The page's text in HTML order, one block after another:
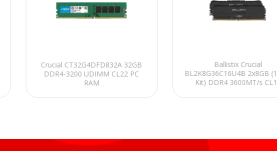
Crucial CT32G4DFD832A 32GB
DDR4-3200 UDIMM CL22 PC
RAM
Ballistix Crucial
BL2K8G36C16U4B 2x8GB
Kit) DDR4 3600MT/s
RGB RAM